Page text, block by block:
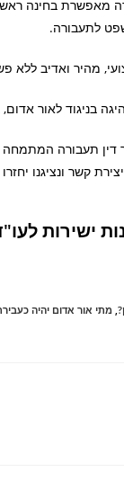
מאפשרת בחינה
לתעבורה.
מהיר ואדיב ללא
בניגוד לאור אדום,
דין תעבורה
לעו"ד חזי כהן
, מתי אור אדום יהיה